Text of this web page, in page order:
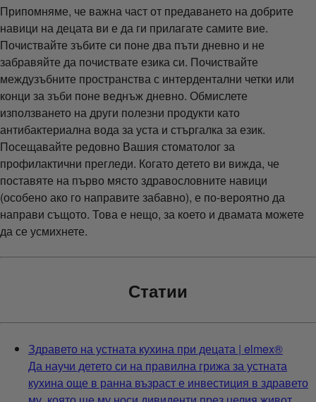
Припомняме, че важна част от предаването на добрите
навици на децата ви е да ги прилагате самите вие.
Почиствайте зъбите си поне два пъти дневно и не
забравяйте да почиствате езика си. Почиствайте
междузъбните пространства с интердентални четки или
конци за зъби поне веднъж дневно. Обмислете
използването на други полезни продукти като
антибактериална вода за уста и стъргалка за език.
Посещавайте редовно Вашия стоматолог за
профилактични прегледи. Когато детето ви вижда, че
поставяте на първо място здравословните навици
(особено ако го направите забавно), е по-вероятно да
направи същото. Това е нещо, за което и двамата можете
да се усмихнете.
Статии
Здравето на устната кухина при децата | elmex®
Да научи детето си на правилна грижа за устната
кухина още в ранна възраст е инвестиция в здравето